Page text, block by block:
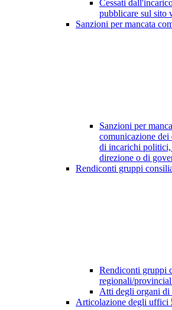
Cessati
pubblicare sul sito
Sanzioni per mancata
Sanzioni per
comunicazione dei
di incarichi
direzione o di
Rendiconti gruppi
Rendiconti gruppi
regionali/
Atti degli organi di
Articolazione degli uffici